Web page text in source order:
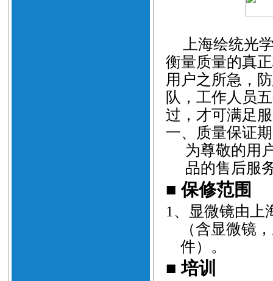
上海绘统光
衡量质量的真
用户之所急，
队，工作人员
过，才可满足
一、质量保证
为尊敬的用
品的售后服
■ 保修范围
1 、
显微镜由上
（含显微镜
件）。
■ 培训